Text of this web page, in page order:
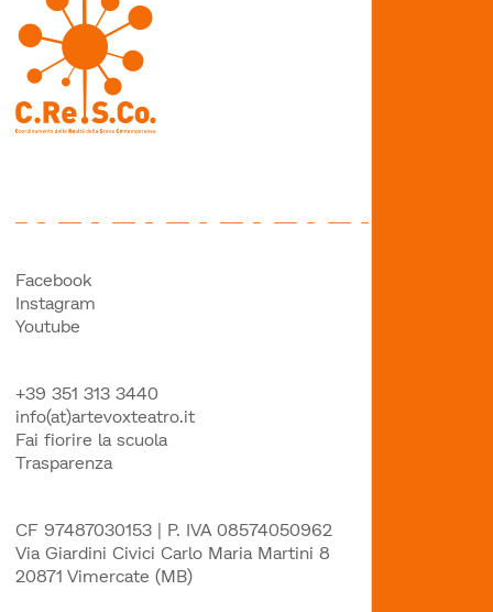
Facebook
Instagram
Youtube
+39 351 313 3440
info(at)artevoxteatro.it
Fai fiorire la scuola
Trasparenza
CF 97487030153 | P. IVA 08574050962
Via Giardini Civici Carlo Maria Martini 8
20871 Vimercate (MB)